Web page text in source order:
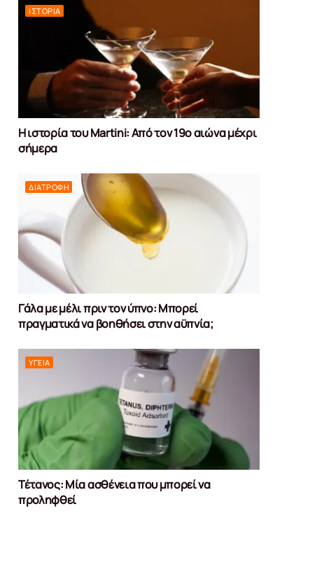
ΙΣΤΟΡΊΑ
Η ιστορία του Martini: Από τον 19ο αιώνα μέχρι
σήμερα
ΔΙΑΤΡΟΦΉ
Γάλα με μέλι πριν τον ύπνο: Μπορεί
πραγματικά να βοηθήσει στην αϋπνία;
ΥΓΕΊΑ
Τέτανος: Μία ασθένεια που μπορεί να
προληφθεί